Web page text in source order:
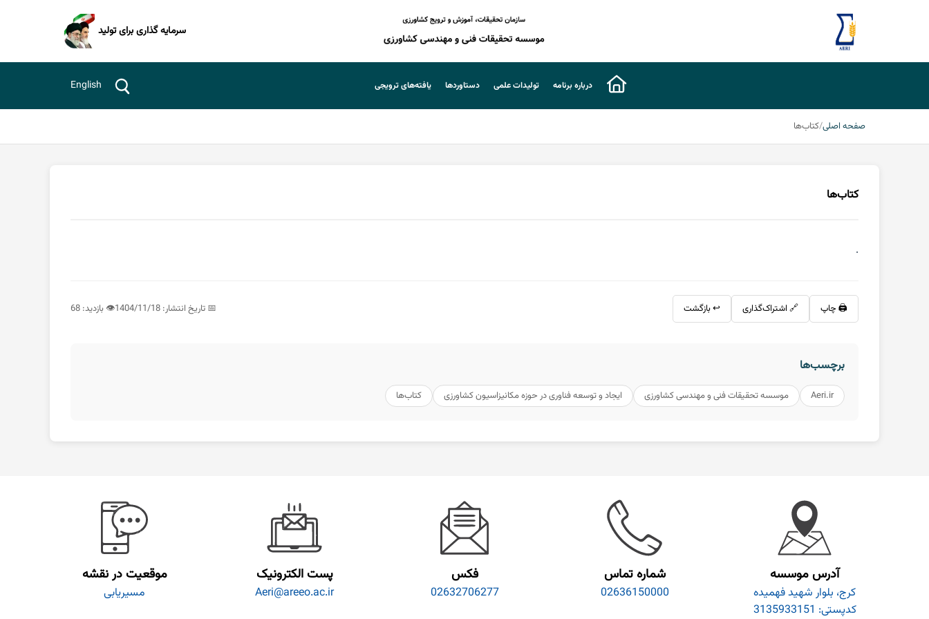
سرمایه گذاری برای تولید
درباره برنامه تولیدات علمی دستاوردها یافته‌های ترویجی English
صفحه اصلی کتاب‌ها
کتاب‌ها
.
🖨️ چاپ 🔗 اشتراک‌گذاری ↩️ بازگشت 📅 تاریخ انتشار: 1404/11/18 👁️ بازدید: 68
برچسب‌ها
Aeri.ir موسسه تحقیقات فنی و مهندسی کشاورزی ایجاد و توسعه فناوری در حوزه مکانیزاسیون کشاورزی کتاب‌ها
آدرس موسسه
کرج، بلوار شهید فهمیده
کدپستی: 3135933151
شماره تماس
02636150000
فکس
02632706277
پست الکترونیک
Aeri@areeo.ac.ir
موقعیت در نقشه
مسیریابی